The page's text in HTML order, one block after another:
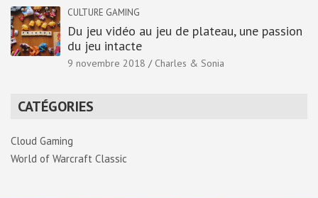
CULTURE GAMING
Du jeu vidéo au jeu de plateau, une passion
du jeu intacte
9 novembre 2018 Charles & Sonia
CATÉGORIES
Cloud Gaming
World of Warcraft Classic